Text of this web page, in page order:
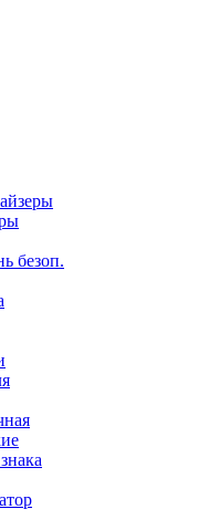
безоп.